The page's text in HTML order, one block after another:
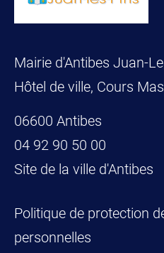
Mairie d'Antibes Juan-
Hôtel de ville, Cours
06600 Antibes
04 92 90 50 00
Site de la ville d'Antibes
Politique de protection
personnelles